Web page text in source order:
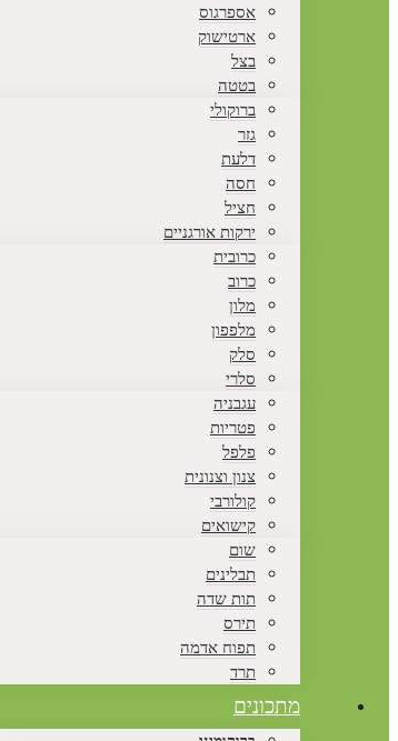
אספרגוס
ארטישוק
בצל
בטטה
ברוקולי
גזר
דלעת
חסה
חציל
ירקות אורגניים
כרובית
כרוב
מלון
מלפפון
סלק
סלרי
עגבניה
פטריות
פלפל
צנון וצנונית
קולורבי
קישואים
שום
תבלינים
תות שדה
תירס
תפוח אדמה
תרד
מתכונים